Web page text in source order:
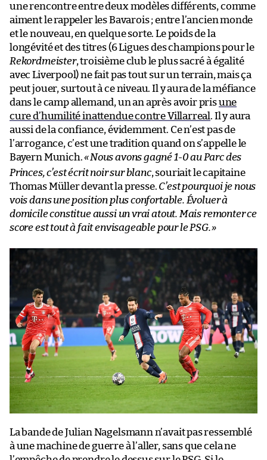
une rencontre entre deux modèles différents, comme
aiment le rappeler les Bavarois ; entre l’ancien monde
et le nouveau, en quelque sorte. Le poids de la
longévité et des titres (6 Ligues des champions pour le
Rekordmeister, troisième club le plus sacré à égalité
avec Liverpool) ne fait pas tout sur un terrain, mais ça
peut jouer, surtout à ce niveau. Il y aura de la méfiance
dans le camp allemand, un an après avoir prisune
cure d’humilité inattendue contre Villarreal. Il y aura
aussi de la confiance, évidemment. Ce n’est pas de
l’arrogance, c’est une tradition quand on s’appelle le
Bayern Munich.«Nous avons gagné 1-0 au Parc des
Princes, c’est écrit noir sur blanc, souriait le capitaine
Thomas Müller devant la presse. C’est pourquoi je nous
vois dans une position plus confortable. Évoluer à
domicile constitue aussi un vrai atout. Mais remonter ce
score est tout à fait envisageable pour le PSG.»
La bande de Julian Nagelsmann n’avait pas ressemblé
à une machine de guerre à l’aller, sans que cela ne